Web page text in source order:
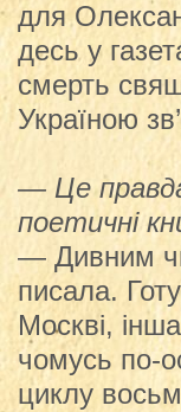
для
десь у
смерть
Україною
— Це
поетичні
— Дивним
писала.
Москві,
чомусь по-
циклу